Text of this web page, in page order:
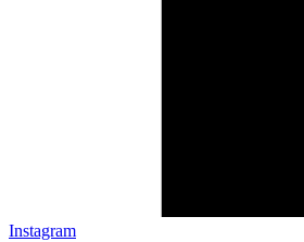
Instagram